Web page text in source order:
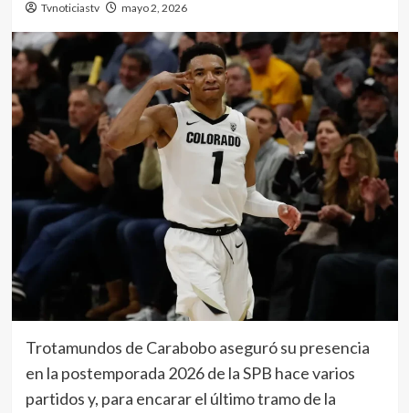
Tvnoticiastv mayo 2, 2026
Trotamundos de Carabobo aseguró su presencia
en la postemporada 2026 de la SPB hace varios
partidos y, para encarar el último tramo de la